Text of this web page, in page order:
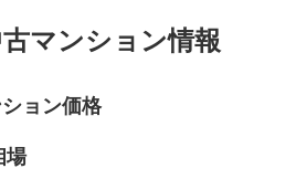
マンション情報
ョン価格
場